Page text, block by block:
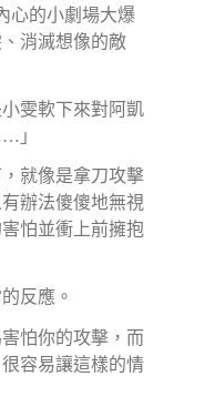
心的小劇場大爆
消滅想像的敵
雯軟下來對阿凱
」
就像是拿刀攻擊
辦法傻傻地無視
怕並衝上前擁抱
反應。
怕你的攻擊，而
容易讓這樣的情